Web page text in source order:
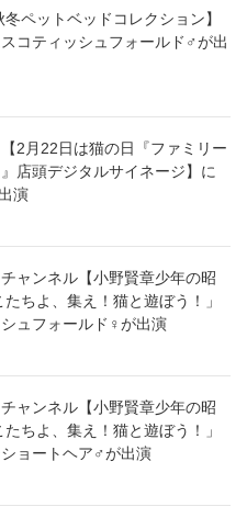
ペットベッドコレクション】
コティッシュフォールド♂が出
2月22日は猫の日『ファミリー
店頭デジタルサイネージ】に
演
ャンネル【小野賢章少年の昭
ちよ、集え！猫と遊ぼう！」
ュフォールド♀が出演
ャンネル【小野賢章少年の昭
ちよ、集え！猫と遊ぼう！」
ョートヘア♂が出演